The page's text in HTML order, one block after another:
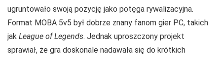
ugruntowało swoją pozycję jako potęga rywalizacyjna.
Format MOBA 5v5 był dobrze znany fanom gier PC, takich
jak League of Legends. Jednak uproszczony projekt
sprawiał, że gra doskonale nadawała się do krótkich